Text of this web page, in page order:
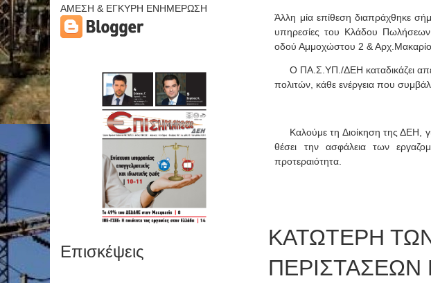
ΑΜΕΣΗ & ΕΓΚΥΡΗ ΕΝΗΜΕΡΩΣΗ
Επισκέψεις
Άλλη μία επίθεση διαπράχθηκε
υπηρεσίες του Κλάδου
οδούΑμμοχώστου 2 &
Ο ΠΑ.Σ.ΥΠ./ΔΕΗ καταδικάζει
πολιτών, κάθε ενέργεια που
Καλούμε τη Διοίκηση της ΔΕΗ,
θέσει την ασφάλεια των
προτεραιότητα.
ΚΑΤΩΤΕΡΗ
ΠΕΡΙΣΤΑΣΕΩΝ